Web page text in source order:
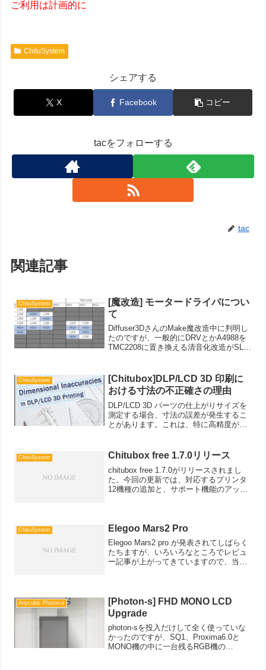
ご利用は計画的に
ChituSystem
シェアする
X Facebook コピー
tacをフォローする
tac
関連記事
ChituSystem
[魔改造] モータードライバについ
て
Diffuser3DさんのMake魔改造中に判明し
たのですが、一般的にDRVとかA4988を
TMC2208に置き換える清音化改造がSLA
した。各社のドライバがあるよう...
ChituSystem
[Chitubox]DLP/LCD 3D 印刷に
おける寸法の不正確さの理由
DLP/LCD 3D パーツの仕上がりサイズを
測定する場合、寸法の誤差が発生するこ
とがあります。これは、特に高精度が要
なる理由について説明します。直交座標
ChituSystem Chitubox free 1.7.0リリース
chitubox free 1.7.0がリリースされまし
た。今回の更新では、対応するプリンタ
12機種の追加と、サポート機能のアップ
物...
ChituSystem Elegoo Mars2 Pro
Elegoo Mars2 pro が発表されてしばらく
たちますが、いろいろなところでレビュ
ー記事が上がってきていますので、当ブ
Anycubic Photon-s
[Photon-s] FHD MONO LCD
Upgrade
photon-sを投入だけして全く使っていな
かったのですが、SQ1、Proxima6.0と
MONO機の中に一台残るRGB機の